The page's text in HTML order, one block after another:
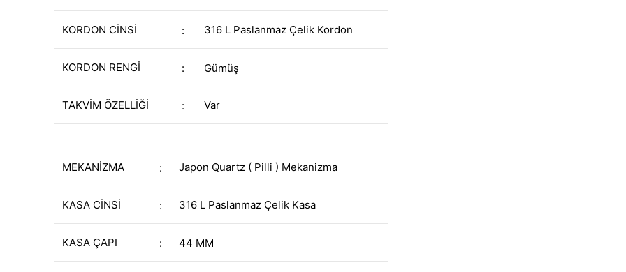
KORDON CİNSİ : 316 L Paslanmaz Çelik Kordon
KORDON RENGİ : Gümüş
TAKVİM ÖZELLİĞİ : Var
MEKANİZMA : Japon Quartz ( Pilli ) Mekanizma
KASA CİNSİ : 316 L Paslanmaz Çelik Kasa
KASA ÇAPI : 44 MM